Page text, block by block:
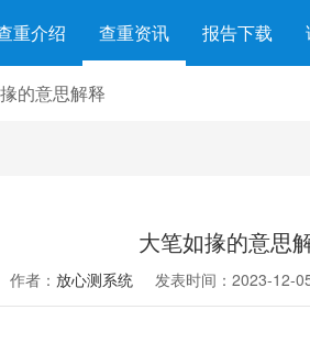
重介绍 查重资讯 报告下载
的意思解释
大笔如掾的意思
作者： 放心测系统 发表时间：2023-12-